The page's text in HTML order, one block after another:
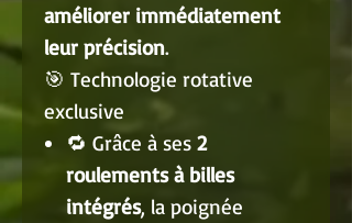
améliorer immédiatement
leur précision.
🎯 Technologie rotative
exclusive
🔁 Grâce à ses 2
roulements à billes
intégrés, la poignée